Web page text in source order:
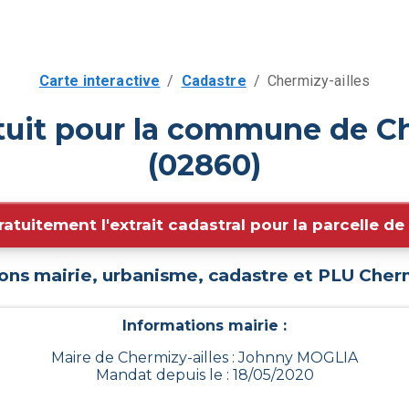
Carte interactive / Cadastre / Chermizy-ailles
pour la commune de
(02860)
l'extrait cadastral pour la parcelle de
mairie, urbanisme, cadastre et PLU
Informations mairie :
Maire de Chermizy-ailles : Johnny MOGLIA
Mandat depuis le : 18/05/2020